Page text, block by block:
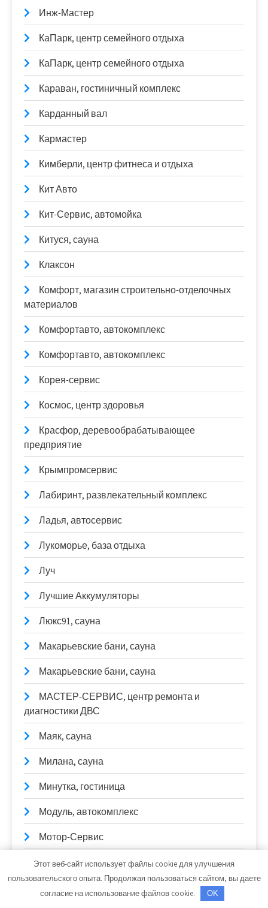
Инж-Мастер
КаПарк, центр семейного отдыха
КаПарк, центр семейного отдыха
Караван, гостиничный комплекс
Карданный вал
Кармастер
Кимберли, центр фитнеса и отдыха
Кит Авто
Кит-Сервис, автомойка
Китуся, сауна
Клаксон
Комфорт, магазин строительно-отделочных
материалов
Комфортавто, автокомплекс
Комфортавто, автокомплекс
Корея-сервис
Космос, центр здоровья
Красфор, деревообрабатывающее
предприятие
Крымпромсервис
Лабиринт, развлекательный комплекс
Ладья, автосервис
Лукоморье, база отдыха
Луч
Лучшие Аккумуляторы
Люкс91, сауна
Макарьевские бани, сауна
Макарьевские бани, сауна
МАСТЕР-СЕРВИС, центр ремонта и
диагностики ДВС
Маяк, сауна
Милана, сауна
Минутка, гостиница
Модуль, автокомплекс
Мотор-Сервис
Мотор-Сервис
Мухинка, Местоположение
Этот веб-сайт использует файлы cookie для улучшения
пользовательского опыта. Продолжая пользоваться сайтом, вы даете
согласие на использование файлов cookie.
OK